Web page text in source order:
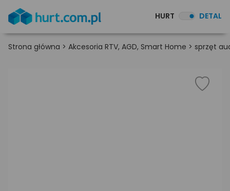
HURT DETAL
Strona główna > Akcesoria RTV, AGD, Smart Home > sprzęt